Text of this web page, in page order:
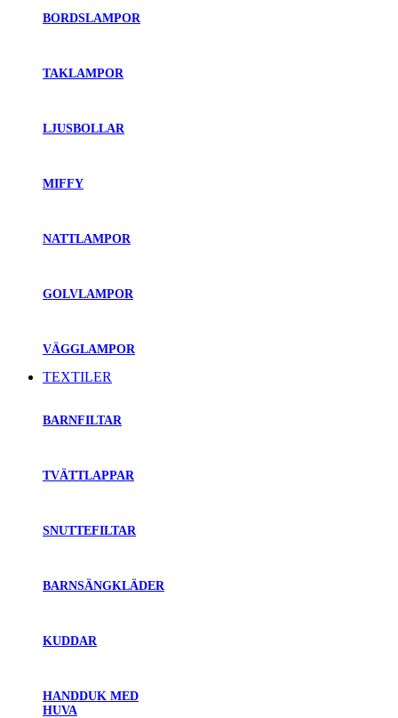
BORDSLAMPOR
TAKLAMPOR
LJUSBOLLAR
MIFFY
NATTLAMPOR
GOLVLAMPOR
VÄGGLAMPOR
TEXTILER
BARNFILTAR
TVÄTTLAPPAR
SNUTTEFILTAR
BARNSÄNGKLÄDER
KUDDAR
HANDDUK MED
HUVA